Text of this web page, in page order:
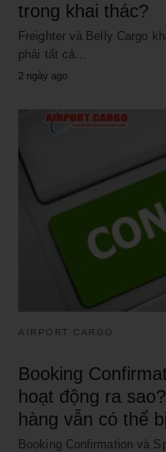
trong khai thác?
Freighter và Belly Cargo
phải tất cả…
2 ngày ago
AIRPORT CARGO
Booking
hoạt động ra
hàng vẫn có thể
Booking Confirmation và